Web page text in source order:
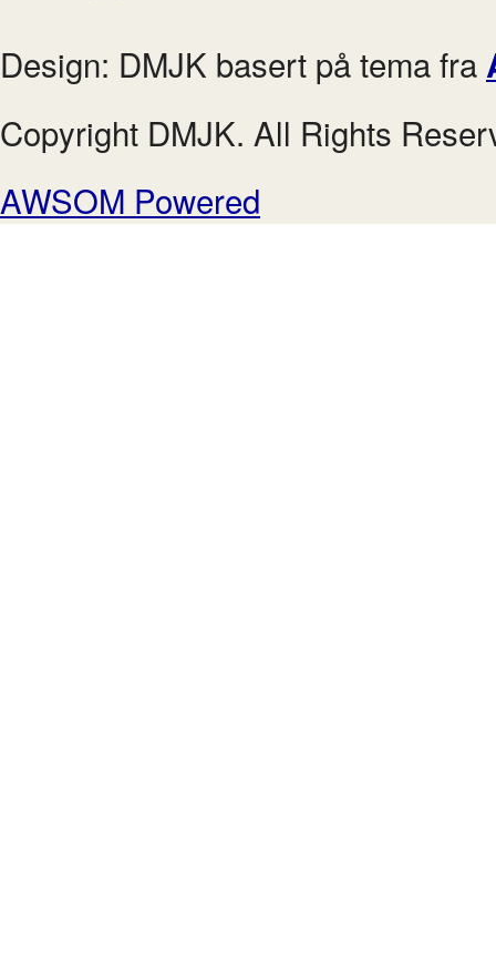
Design: DMJK basert på tema fra
Copyright DMJK. All Rights
AWSOM Powered